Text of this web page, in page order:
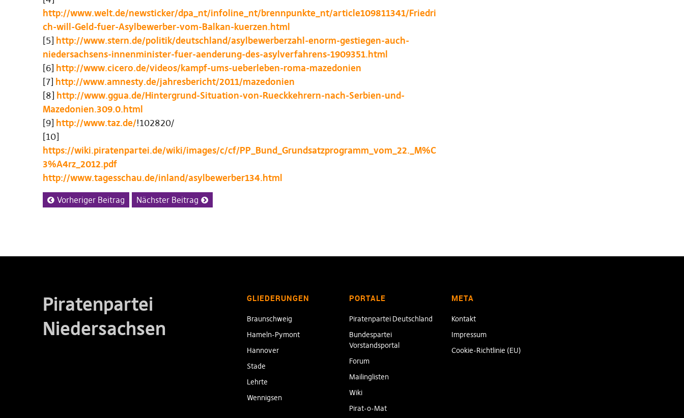
http://www.welt.de/newsticker/dpa_nt/infoline_nt/brennpunkte_nt/article109811341/Friedri
ch-will-Geld-fuer-Asylbewerber-vom-Balkan-kuerzen.html
[5] http://www.stern.de/politik/deutschland/asylbewerberzahl-enorm-gestiegen-auch-
niedersachsens-innenminister-fuer-aenderung-des-asylverfahrens-1909351.html
[6] http://www.cicero.de/videos/kampf-ums-ueberleben-roma-mazedonien
[7] http://www.amnesty.de/jahresbericht/2011/mazedonien
[8] http://www.ggua.de/Hintergrund-Situation-von-Rueckkehrern-nach-Serbien-und-
Mazedonien.309.0.html
[9] http://www.taz.de/!102820/
[10]
https://wiki.piratenpartei.de/wiki/images/c/cf/PP_Bund_Grundsatzprogramm_vom_22._M%C
3%A4rz_2012.pdf
http://www.tagesschau.de/inland/asylbewerber134.html
Vorheriger Beitrag Nächster Beitrag
Piratenpartei
Niedersachsen
GLIEDERUNGEN
Braunschweig
Hameln-Pymont
Hannover
Stade
Lehrte
Wennigsen
PORTALE
Piratenpartei Deutschland
Bundespartei
Vorstandsportal
Forum
Mailinglisten
Wiki
Pirat-o-Mat
META
Kontakt
Impressum
Cookie-Richtlinie (EU)